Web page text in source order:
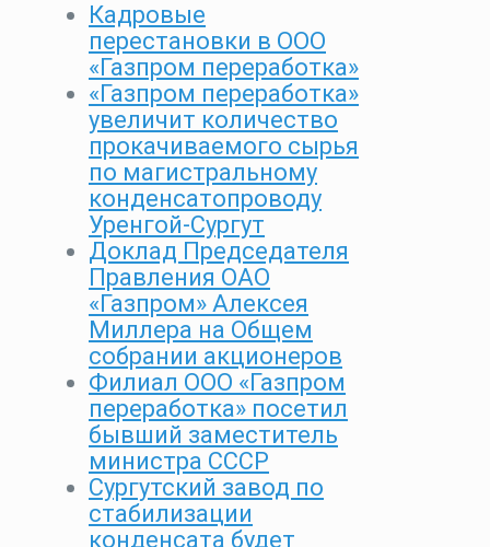
Кадровые
перестановки в ООО
«Газпром переработка»
«Газпром переработка»
увеличит количество
прокачиваемого сырья
по магистральному
конденсатопроводу
Уренгой-Сургут
Доклад Председателя
Правления ОАО
«Газпром» Алексея
Миллера на Общем
собрании акционеров
Филиал ООО «Газпром
переработка» посетил
бывший заместитель
министра СССР
Сургутский завод по
стабилизации
конденсата будет